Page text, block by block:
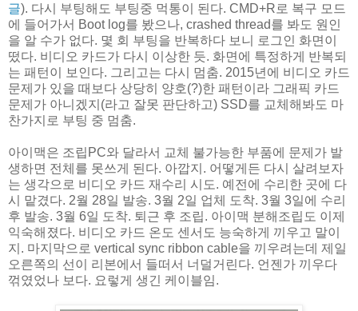
글). 다시 부팅해도 부팅중 먹통이 된다. CMD+R로 복구 모드
에 들어가서 Boot log를 봤으나, crashed thread를 봐도 원인
을 알 수가 없다. 몇 회 부팅을 반복하다 보니 로그인 화면이
떴다. 비디오 카드가 다시 이상한 듯. 화면에 특정하게 반복되
는 패턴이 보인다. 그리고는 다시 멈춤. 2015년에 비디오 카드
문제가 있을 때보다 상당히 양호(?)한 패턴이라 그래픽 카드
문제가 아니겠지(라고 잘못 판단하고) SSD를 교체해봐도 마
찬가지로 부팅 중 멈춤.
아이맥은 조립PC와 달라서 교체 불가능한 부품에 문제가 발
생하면 전체를 못쓰게 된다. 아깝지. 어떻게든 다시 살려보자
는 생각으로 비디오 카드 재수리 시도. 예전에 수리한 곳에 다
시 맡겼다. 2월 28일 발송. 3월 2일 업체 도착. 3월 3일에 수리
후 발송. 3월 6일 도착. 퇴근 후 조립. 아이맥 분해조립도 이제
익숙해졌다. 비디오 카드 온도 센서도 능숙하게 끼우고 말이
지. 마지막으로 vertical sync ribbon cable을 끼우려는데 제일
오른쪽의 선이 리본에서 들떠서 너덜거린다. 언젠가 끼우다
꺾였었나 보다. 요렇게 생긴 케이블임.